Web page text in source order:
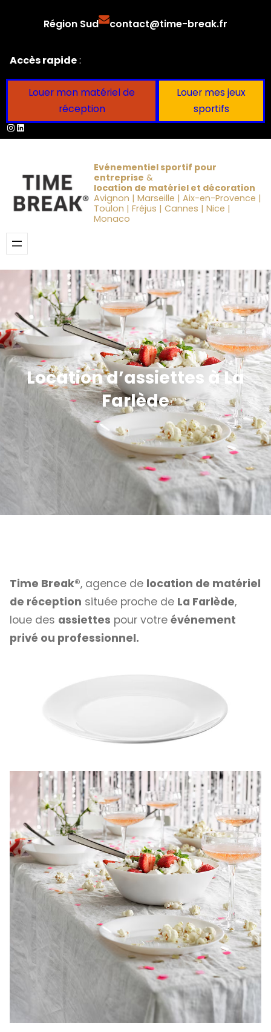
Région Sud contact@time-break.fr
Accès rapide:
Louer mon matériel de
réception
Louer mes jeux
sportifs
Instagram
LinkedIn
Evénementiel sportif pour
entreprise &
location de matériel et décoration
Avignon | Marseille | Aix-en-Provence |
Toulon | Fréjus | Cannes | Nice |
Monaco
Location d’assiettes à La
Farlède
Time Break®, agence de location de matériel
de réception située proche de La Farlède,
loue des assiettes pour votre événement
privé ou professionnel.